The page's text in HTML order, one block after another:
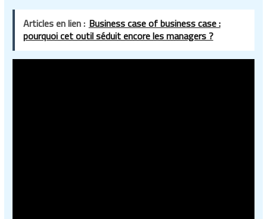
Articles en lien : Business case of business case :
pourquoi cet outil séduit encore les managers ?